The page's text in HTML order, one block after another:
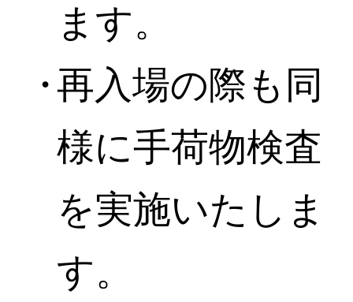
ます。
再入場の際も同
様に手荷物検査
を実施いたしま
す。